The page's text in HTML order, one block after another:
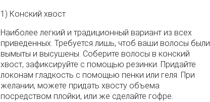
1) Конский хвост
Наиболее легкий и традиционный вариант из всех
приведенных. Требуется лишь, чтоб ваши волосы были
вымыты и высушены. Соберите волосы в конский
хвост, зафиксируйте с помощью резинки. Придайте
локонам гладкость с помощью пенки или геля. При
желании, можете придать хвосту объема
посредством плойки, или же сделайте гофре.